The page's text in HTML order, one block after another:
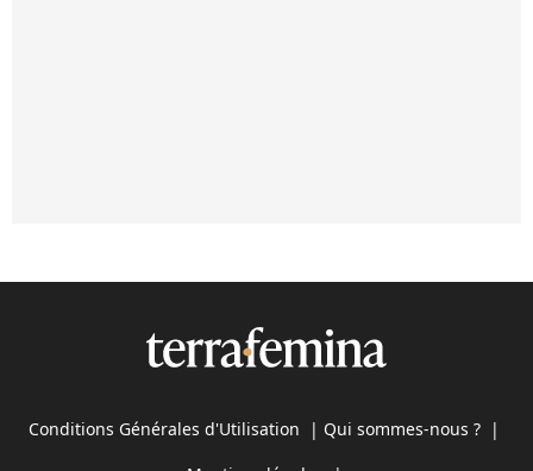
Conditions Générales d'Utilisation | Qui sommes-nous ? |